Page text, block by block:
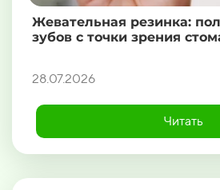
Жевательная резинка:
зубов с точки зрения
28.07.2026
Читать